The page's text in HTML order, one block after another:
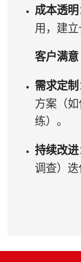
成本透明
用，建立
客户满意
需求定制
方案（
练）。
持续改进
调查）迭